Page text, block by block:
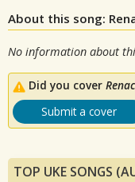
About this song:
No information about
Did you cover
Submit a cover
TOP UKE SONGS